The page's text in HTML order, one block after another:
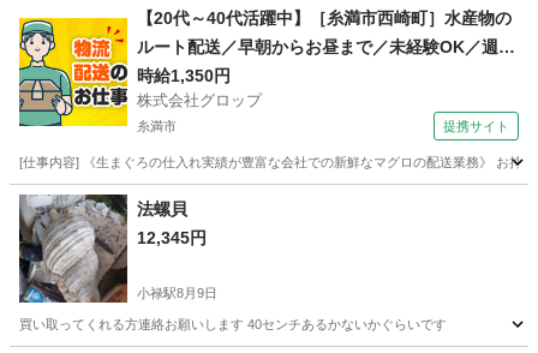
その他
【20代～40代活躍中】［糸満市西崎町］水産物の
ルート配送／早朝からお昼まで／未経験OK／週休
2日／時給1,350円＋ガソリン代／正社員登用前提
時給1,350円
株式会社グロップ
糸満市 提携サイト
[仕事内容] 《生まぐろの仕入れ実績が豊富な会社での新鮮なマグロの配送業務》 お持
沖縄 糸満市 ドライバー
法螺貝
12,345円
小禄駅8月9日
買い取ってくれる方連絡お願いします 40センチあるかないかぐらいです